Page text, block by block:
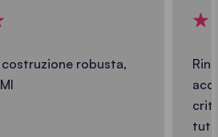
robusta,